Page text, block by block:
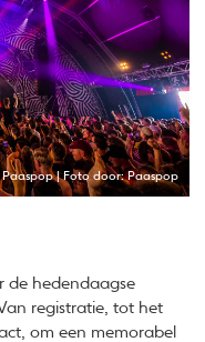
Paaspop | Foto door: Paaspop
de hedendaagse
registratie, tot het
om een memorabel